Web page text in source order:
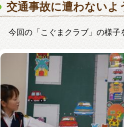
交通事故に遭わない
今回の「こぐまクラブ」の様子